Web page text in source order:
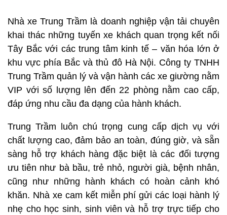
Nhà xe Trung Trầm là doanh nghiệp vận tải chuyên
khai thác những tuyến xe khách quan trọng kết nối
Tây Bắc với các trung tâm kinh tế – văn hóa lớn ở
khu vực phía Bắc và thủ đô Hà Nội. Công ty TNHH
Trung Trầm quản lý và vận hành các xe giường nằm
VIP với số lượng lên đến 22 phòng nằm cao cấp,
đáp ứng nhu cầu đa dạng của hành khách.
Trung Trầm luôn chú trọng cung cấp dịch vụ với
chất lượng cao, đảm bảo an toàn, đúng giờ, và sẵn
sàng hỗ trợ khách hàng đặc biệt là các đối tượng
ưu tiên như bà bầu, trẻ nhỏ, người già, bệnh nhân,
cũng như những hành khách có hoàn cảnh khó
khăn. Nhà xe cam kết miễn phí gửi các loại hành lý
nhẹ cho học sinh, sinh viên và hỗ trợ trực tiếp cho